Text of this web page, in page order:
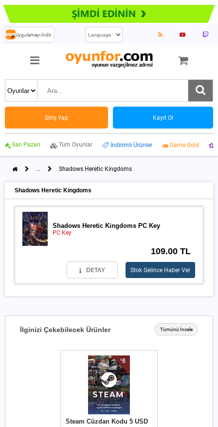
Uygulamayı İndir
Giriş Yap Kayıt Ol
İlan Pazarı Tüm Oyunlar İndirimli Ürünler Game Gold
... Shadows Heretic Kingdoms
Shadows Heretic Kingdoms
Shadows Heretic Kingdoms PC Key
PC Key
109.00 TL
DETAY Stok Gelince Haber Ver
İlginizi Çekebilecek Ürünler Tümünü İncele
Steam Cüzdan Kodu 5 USD